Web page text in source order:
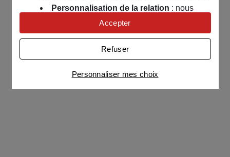
Personnalisation de la relation : nous
nous servons de cookies pour adapter nos
contenus et personnaliser nos offres
Univers publicitaire: nous utilisons avec
nos partenaires des cookies pour afficher des
publicités personnalisées
Connaître notre politique cookies et la liste de nos
partenaires
Personnaliser mes choix
Refuser
Accepter